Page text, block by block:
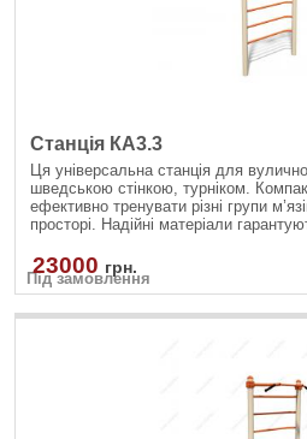
Станція КА3.3
Ця універсальна станція для
шведською стінкою, турніком.
ефективно тренувати різні групи
просторі. Надійні матеріали
Під замовлення
23000 грн.